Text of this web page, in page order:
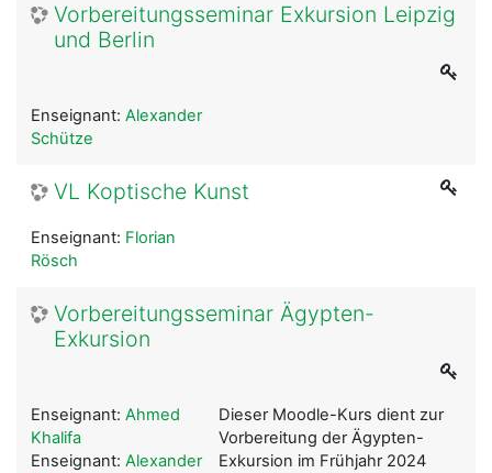
Vorbereitungsseminar Exkursion Leipzig
und Berlin
Enseignant: Alexander
Schütze
VL Koptische Kunst
Enseignant: Florian
Rösch
Vorbereitungsseminar Ägypten-
Exkursion
Dieser Moodle-Kurs dient zur
Vorbereitung der Ägypten-
Exkursion im Frühjahr 2024
Enseignant: Ahmed
Khalifa
Enseignant: Alexander